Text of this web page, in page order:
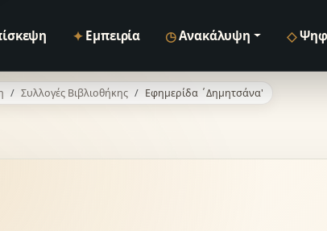
✦ Εμπειρία ◷Ανακάλυψη ◇
Συλλογές Βιβλιοθήκης Εφημερίδα ΄Δημητσάνα'